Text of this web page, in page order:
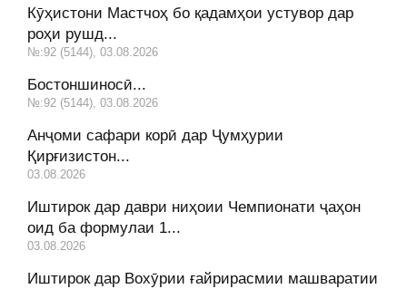
Кӯҳистони Мастчоҳ бо қадамҳои устувор дар
роҳи рушд...
№:92 (5144), 03.08.2026
Бостоншиносӣ...
№:92 (5144), 03.08.2026
Анҷоми сафари корӣ дар Ҷумҳурии
Қирғизистон...
03.08.2026
Иштирок дар даври ниҳоии Чемпионати ҷаҳон
оид ба формулаи 1...
03.08.2026
Иштирок дар Вохӯрии ғайрирасмии машваратии